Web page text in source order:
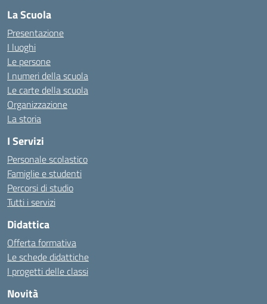
La Scuola
Presentazione
I luoghi
Le persone
I numeri della scuola
Le carte della scuola
Organizzazione
La storia
I Servizi
Personale scolastico
Famiglie e studenti
Percorsi di studio
Tutti i servizi
Didattica
Offerta formativa
Le schede didattiche
I progetti delle classi
Novità